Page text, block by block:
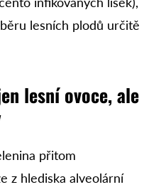
lesních plodů určitě
lesní ovoce, ale
přitom
z hlediska alveolární